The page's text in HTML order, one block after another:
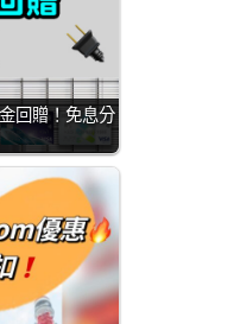
回贈！免息分